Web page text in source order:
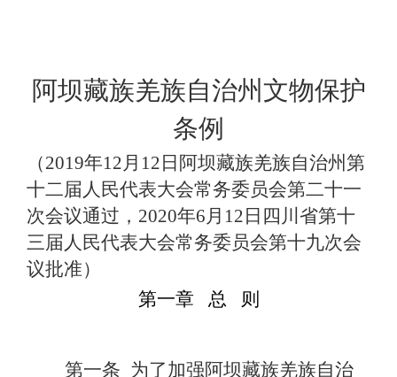
阿坝藏族羌族自治州文物保护
条例
（2019年12月12日 阿坝藏族羌族自治州第
十二届人民代表大会常务委员会第二十一
次会议通过 ， 2020年6月 12 日四川省第十
三届人民代表大会常务委员会第十九次会
议批准）
第一章
总 则
第一条 为了加强阿坝藏族羌族自治